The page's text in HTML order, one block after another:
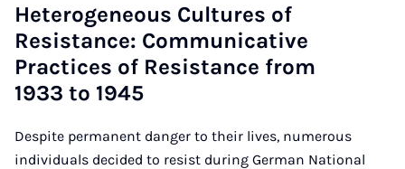
Heterogeneous Cultures of
Resistance: Communicative
Practices of Resistance from
1933 to 1945
Despite permanent danger to their lives, numerous
individuals decided to resist during German National